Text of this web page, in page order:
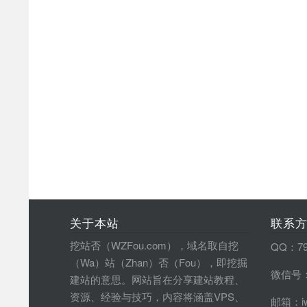
关于本站
挖站否（WZFou.com），域名取自挖
（Wa）站（Zhan）否（Fou），即挖掘
建站的意思。网站旨在分享建站教程、
资源、经验与技巧，内容将涵盖VPS、
联系
QQ：
微信号
邮箱：